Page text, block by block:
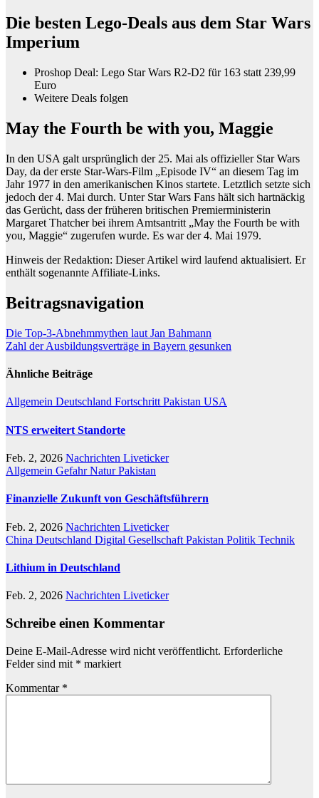
Die besten Lego-Deals aus dem Star Wars
Imperium
Proshop Deal: Lego Star Wars R2-D2 für 163 statt 239,99
Euro
Weitere Deals folgen
May the Fourth be with you, Maggie
In den USA galt ursprünglich der 25. Mai als offizieller Star Wars
Day, da der erste Star-Wars-Film „Episode IV“ an diesem Tag im
Jahr 1977 in den amerikanischen Kinos startete. Letztlich setzte sich
jedoch der 4. Mai durch. Unter Star Wars Fans hält sich hartnäckig
das Gerücht, dass der früheren britischen Premierministerin
Margaret Thatcher bei ihrem Amtsantritt „May the Fourth be with
you, Maggie“ zugerufen wurde. Es war der 4. Mai 1979.
Hinweis der Redaktion: Dieser Artikel wird laufend aktualisiert. Er
enthält sogenannte Affiliate-Links.
Beitragsnavigation
Die Top-3-Abnehmmythen laut Jan Bahmann
Zahl der Ausbildungsverträge in Bayern gesunken
Ähnliche Beiträge
Allgemein Deutschland FortschrittPakistan USA
NTS erweitert Standorte
Feb. 2, 2026 Nachrichten Liveticker
Allgemein GefahrNaturPakistan
Finanzielle Zukunft von Geschäftsführern
Feb. 2, 2026 Nachrichten Liveticker
China Deutschland Digital Gesellschaft Pakistan Politik Technik
Lithium in Deutschland
Feb. 2, 2026 Nachrichten Liveticker
Schreibe einen Kommentar
Deine E-Mail-Adresse wird nicht veröffentlicht. Erforderliche
Felder sind mit * markiert
Kommentar *